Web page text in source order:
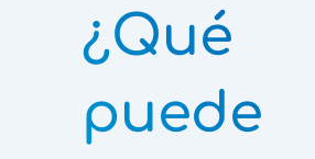
¿Qué
puede